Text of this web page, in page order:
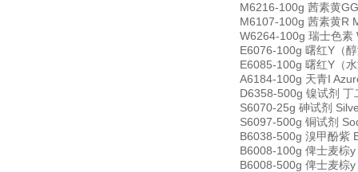
M6216-100g 茜素黄
M6107-100g 茜素黄R
W6264-100g 瑞士色
E6076-100g 曙红Y（
E6085-100g 曙红Y（
A6184-100g 天青I
D6358-500g 镍试剂
S6070-25g 砷试剂
S6097-500g 铜试剂
B6038-500g 溴甲酚紫
B6008-100g 俾士麦棕
B6008-500g 俾士麦棕